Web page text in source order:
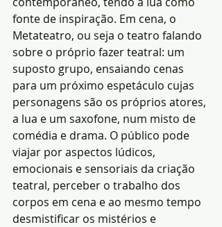
fonte de inspiração. Em cena, o
Metateatro, ou seja o teatro falando
sobre o próprio fazer teatral: um
suposto grupo, ensaiando cenas
para um próximo espetáculo cujas
personagens são os próprios atores,
a lua e um saxofone, num misto de
comédia e drama. O público pode
viajar por aspectos lúdicos,
emocionais e sensoriais da criação
teatral, perceber o trabalho dos
corpos em cena e ao mesmo tempo
desmistificar os mistérios e